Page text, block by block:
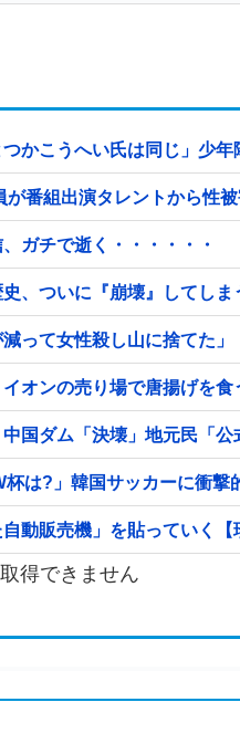
つかこうへい氏は同じ」少
が番組出演タレントから性
、ガチで逝く・・・・・・
史、ついに『崩壊』してし
って女性殺し山に捨てた」
イオンの売り場で唐揚げを
国ダム「決壊」地元民「
杯は?」韓国サッカーに衝
動販売機」を貼っていく【
得できません